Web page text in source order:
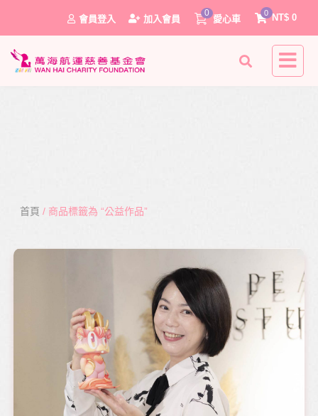
會員登入 加入會員
0
愛心車 NT$ 0
0
首頁 / 商品標籤為 “公益作品”